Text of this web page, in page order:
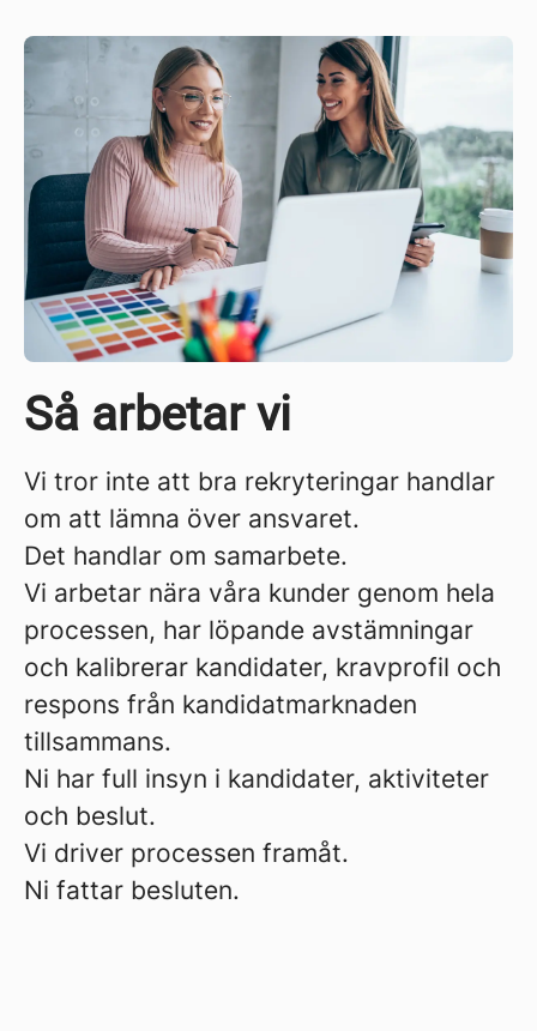
Så arbetar vi
Vi tror inte att bra rekryteringar handlar
om att lämna över ansvaret.
Det handlar om samarbete.
Vi arbetar nära våra kunder genom hela
processen, har löpande avstämningar
och kalibrerar kandidater, kravprofil och
respons från kandidatmarknaden
tillsammans.
Ni har full insyn i kandidater, aktiviteter
och beslut.
Vi driver processen framåt.
Ni fattar besluten.